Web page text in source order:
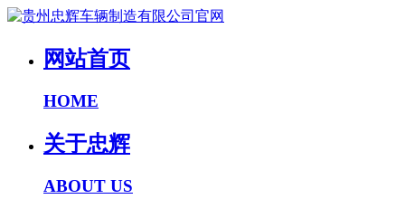
网站首页
HOME
关于忠辉
ABOUT US